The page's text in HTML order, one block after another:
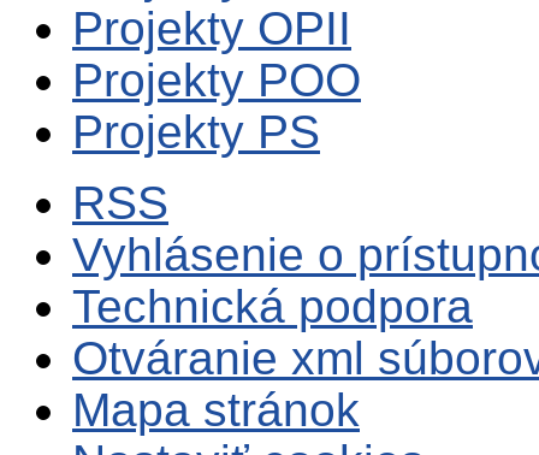
Projekty OPII
Projekty POO
Projekty PS
RSS
Vyhlásenie o
Technická podpora
Otváranie xml
Mapa stránok